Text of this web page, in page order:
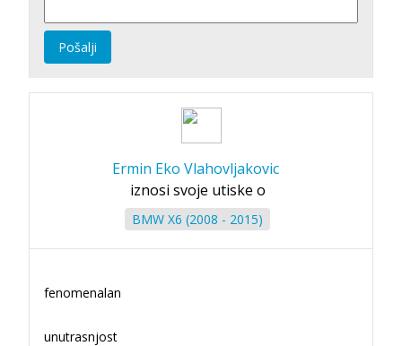
Pošalji
Ermin Eko Vlahovljakovic
iznosi svoje utiske o
BMW X6 (2008 - 2015)
fenomenalan
unutrasnjost